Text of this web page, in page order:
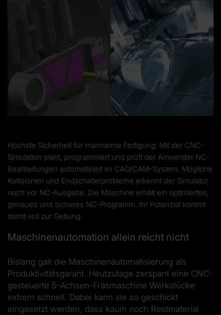
Höchste Sicherheit für mannarme Fertigung: Mit der CNC-
Simulation plant, programmiert und prüft der Anwender NC-
Bearbeitungen automatisiert im CAD/CAM-System. Mögliche
Kollisionen und Endschalterprobleme erkennt der Simulator
noch vor NC-Ausgabe. Die Maschine erhält ein optimiertes,
genaues und sicheres NC-Programm. Ihr Potenzial kommt
damit voll zur Geltung.
Maschinenautomation allein reicht nicht
Bislang galt die Maschinenautomatisierung als
Produktivitätsgarant. Heutzutage zerspant eine CNC-
gesteuerte 5-Achsen-Fräsmaschine Werkstücke
extrem schnell. Dabei kann sie so geschickt
eingesetzt werden, dass kaum noch Restmaterial